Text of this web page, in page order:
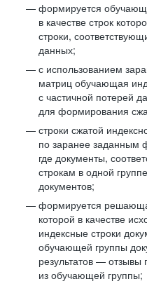
формируется
в качестве строк
строки,
данных;
с использованием
матриц обучающая
с частичной потерей
для формирования
строки сжатой
по заранее заданным
где документы,
строкам в одной
документов;
формируется
которой в качестве
индексные строки
обучающей группы
результатов — отзывы
из обучающей группы;